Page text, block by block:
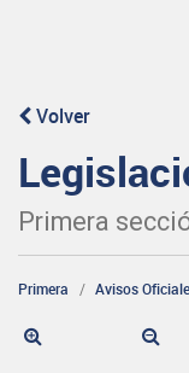
Volver
Primera
Primera Avisos